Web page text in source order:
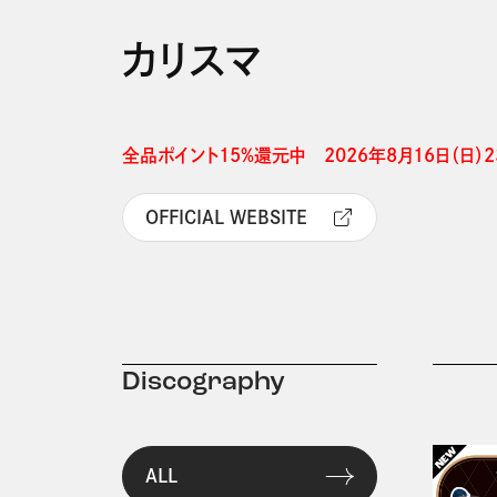
カリスマ
全品ポイント15%還元中　2026年8月16日（日
OFFICIAL WEBSITE
Discography
ALL